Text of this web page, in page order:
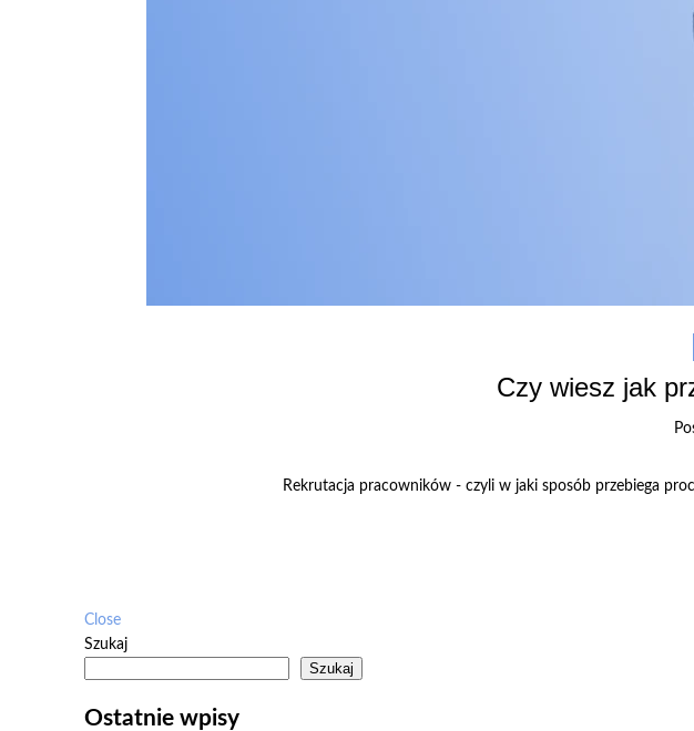
Czy wiesz jak
Rekrutacja pracowników - czyli w jaki sposób przebiega
Close
Szukaj
Szukaj
Ostatnie wpisy